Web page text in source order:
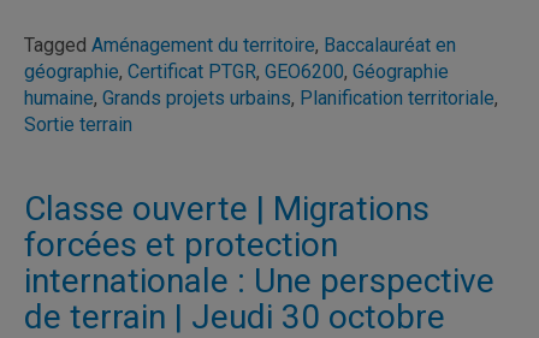
Tagged Aménagement du territoire, Baccalauréat en
géographie, Certificat PTGR, GEO6200, Géographie
humaine, Grands projets urbains, Planification territoriale,
Sortie terrain
Classe ouverte | Migrations
forcées et protection
internationale : Une perspective
de terrain | Jeudi 30 octobre